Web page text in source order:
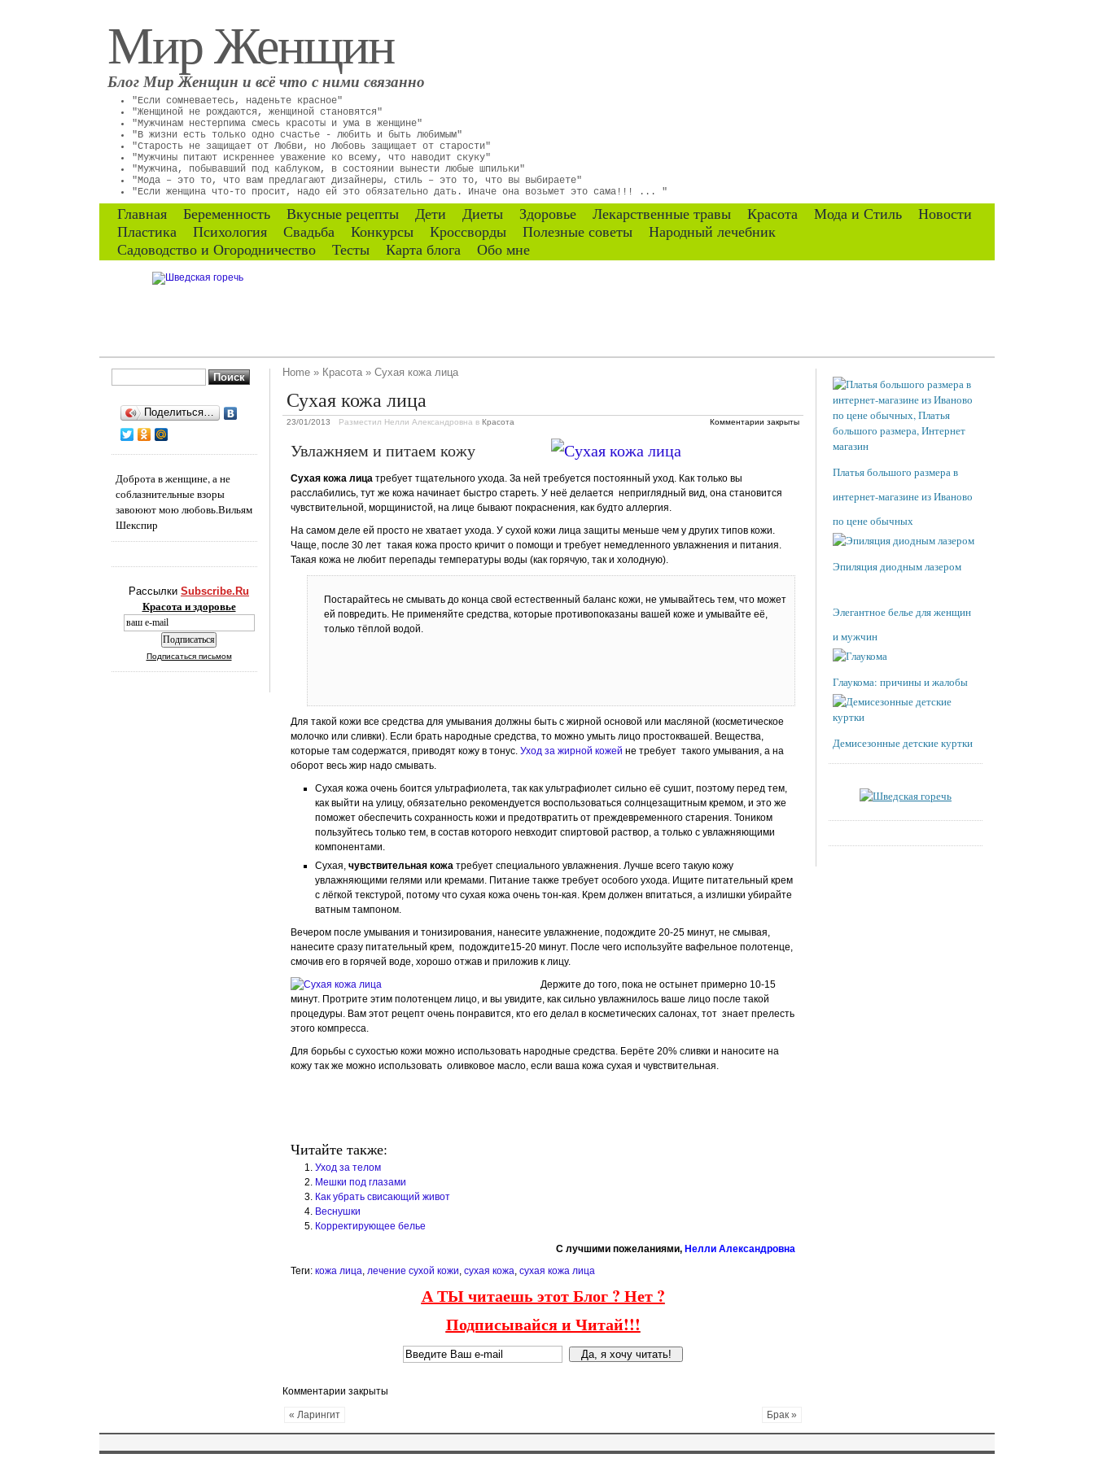
Мир Женщин
Блог Мир Женщин и всё что с ними связанно
"Если сомневаетесь, наденьте красное"
"Женщиной не рождаются, женщиной становятся"
"Мужчинам нестерпима смесь красоты и ума в женщине"
"В жизни есть только одно счастье - любить и быть любимым"
"Старость не защищает от Любви, но Любовь защищает от старости"
"Мужчины питают искреннее уважение ко всему, что наводит скуку"
"Мужчина, побывавший под каблуком, в состоянии вынести любые шпильки"
"Мода – это то, что вам предлагают дизайнеры, стиль – это то, что вы выбираете"
"Если женщина что-то просит, надо ей это обязательно дать. Иначе она возьмет это сама!!! ... "
Главная Беременность Вкусные рецепты Дети Диеты Здоровье Лекарственные травы Красота Мода и Стиль
Новости
Пластика
Психология Свадьба Конкурсы Кроссворды Полезные советы
Народный лечебник
Садоводство и Огородничество
Тесты Карта блога Обо мне
Home » Красота » Сухая кожа лица
Сухая кожа лица
23/01/2013 Разместил Нелли Александровна в Красота Комментарии закрыты
Увлажняем и питаем кожу
Сухая кожа лица требует тщательного ухода. За ней требуется постоянный уход. Как только вы
расслабились, тут же кожа начинает быстро стареть. У неё делается неприглядный вид, она становится
чувствительной, морщинистой, на лице бывают покраснения, как будто аллергия.
На самом деле ей просто не хватает ухода. У сухой кожи лица защиты меньше чем у других типов кожи.
Чаще, после 30 лет такая кожа просто кричит о помощи и требует немедленного увлажнения и питания.
Такая кожа не любит перепады температуры воды (как горячую, так и холодную).
Постарайтесь не смывать до конца свой естественный баланс кожи, не умывайтесь тем, что может
ей повредить. Не применяйте средства, которые противопоказаны вашей коже и умывайте её,
только тёплой водой.
Для такой кожи все средства для умывания должны быть с жирной основой или масляной (косметическое
молочко или сливки). Если брать народные средства, то можно умыть лицо простоквашей. Вещества,
которые там содержатся, приводят кожу в тонус. Уход за жирной кожей не требует такого умывания, а на
оборот весь жир надо смывать.
Сухая кожа очень боится ультрафиолета, так как ультрафиолет сильно её сушит, поэтому перед тем,
как выйти на улицу, обязательно рекомендуется воспользоваться солнцезащитным кремом, и это же
поможет обеспечить сохранность кожи и предотвратить от преждевременного старения. Тоником
пользуйтесь только тем, в состав которого невходит спиртовой раствор, а только с увлажняющими
компонентами.
Сухая, чувствительная кожа требует специального увлажнения. Лучше всего такую кожу
увлажняющими гелями или кремами. Питание также требует особого ухода. Ищите питательный крем
с лёгкой текстурой, потому что сухая кожа очень тон-кая. Крем должен впитаться, а излишки убирайте
ватным тампоном.
Вечером после умывания и тонизирования, нанесите увлажнение, подождите 20-25 минут, не смывая,
нанесите сразу питательный крем, подождите15-20 минут. После чего используйте вафельное полотенце,
смочив его в горячей воде, хорошо отжав и приложив к лицу.
Держите до того, пока не остынет примерно 10-15
минут. Протрите этим полотенцем лицо, и вы увидите, как сильно увлажнилось ваше лицо после такой
процедуры. Вам этот рецепт очень понравится, кто его делал в косметических салонах, тот знает прелесть
этого компресса.
Для борьбы с сухостью кожи можно использовать народные средства. Берёте 20% сливки и наносите на
кожу так же можно использовать оливковое масло, если ваша кожа сухая и чувствительная.
Читайте также:
Уход за телом
Мешки под глазами
Как убрать свисающий живот
Веснушки
Корректирующее белье
C лучшими пожеланиями, Нелли Александровна
Теги: кожа лица, лечение сухой кожи, сухая кожа, сухая кожа лица
А ТЫ читаешь этот Блог ? Нет ?
Подписывайся и Читай!!!
Комментарии закрыты
« Ларингит Брак »
Поделиться…
Доброта в женщине, а не
соблазнительные взоры
завоюют мою любовь.Вильям
Шекспир
Рассылки Subscribe.Ru
Красота и здоровье
Подписаться письмом
Платья большого размера в
интернет-магазине из Иваново
по цене обычных
Эпиляция диодным лазером
Элегантное белье для женщин
и мужчин
Глаукома: причины и жалобы
Демисезонные детские куртки